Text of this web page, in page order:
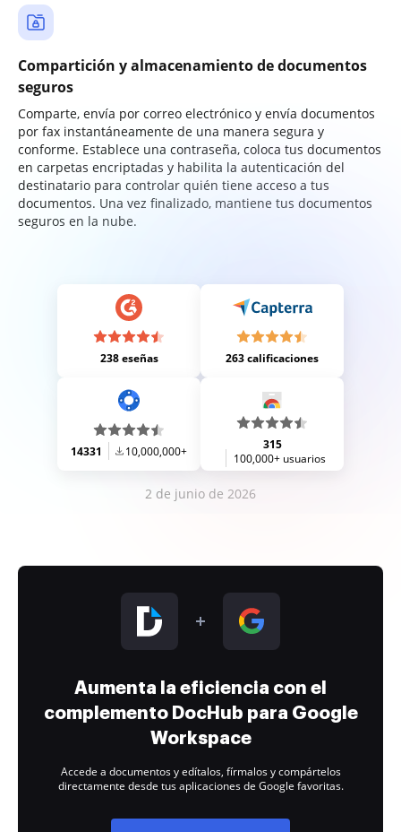
Compartición y almacenamiento de documentos
seguros
Comparte, envía por correo electrónico y envía documentos
por fax instantáneamente de una manera segura y
conforme. Establece una contraseña, coloca tus documentos
en carpetas encriptadas y habilita la autenticación del
destinatario para controlar quién tiene acceso a tus
documentos. Una vez finalizado, mantiene tus documentos
seguros en la nube.
238 eseñas 263 calificaciones
14331 10,000,000+
315
100,000+ usuarios
2 de junio de 2026
Aumenta la eficiencia con el
complemento DocHub para Google
Workspace
Accede a documentos y edítalos, fírmalos y compártelos
directamente desde tus aplicaciones de Google favoritas.